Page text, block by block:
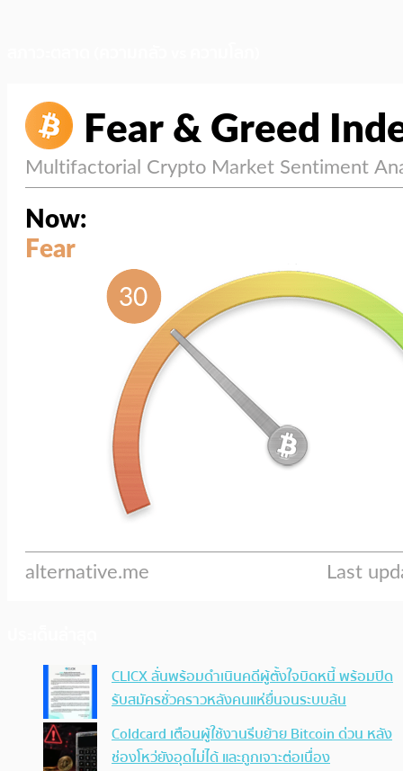
CLICX ลั่นพร้อมดำเนินคดีผู้ตั้งใจบิดหนี้ พร้อมปิด
รับสมัครชั่วคราวหลังคนแห่ยื่นจนระบบล้น
Coldcard เตือนผู้ใช้งานรีบย้าย Bitcoin ด่วน หลัง
ช่องโหว่ยังอุดไม่ได้ และถูกเจาะต่อเนื่อง